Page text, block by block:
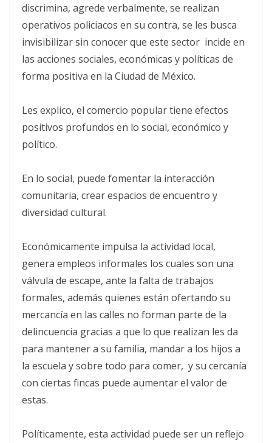
discrimina, agrede verbalmente, se realizan
operativos policiacos en su contra, se les busca
invisibilizar sin conocer que este sector incide en
las acciones sociales, económicas y políticas de
forma positiva en la Ciudad de México.
Les explico, el comercio popular tiene efectos
positivos profundos en lo social, económico y
político.
En lo social, puede fomentar la interacción
comunitaria, crear espacios de encuentro y
diversidad cultural.
Económicamente impulsa la actividad local,
genera empleos informales los cuales son una
válvula de escape, ante la falta de trabajos
formales, además quienes están ofertando su
mercancía en las calles no forman parte de la
delincuencia gracias a que lo que realizan les da
para mantener a su familia, mandar a los hijos a
la escuela y sobre todo para comer, y su cercanía
con ciertas fincas puede aumentar el valor de
estas.
Políticamente, esta actividad puede ser un reflejo